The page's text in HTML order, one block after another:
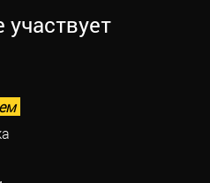
участвует